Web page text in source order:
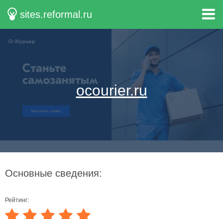
sites.reformal.ru
ocourier.ru
Основные сведения:
Рейтинг: